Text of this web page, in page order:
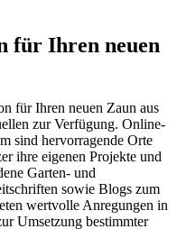
für Ihren neuen
für Ihren neuen Zaun aus
zur Verfügung. Online-
sind hervorragende Orte
ihre eigenen Projekte und
Garten- und
sowie Blogs zum
wertvolle Anregungen in
Umsetzung bestimmter